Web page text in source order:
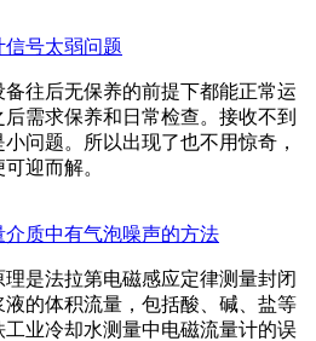
号太弱问题
往后无保养的前提下都能正常运
需求保养和日常检查。接收不到
问题。所以出现了也不用惊奇，
迎而解。
质中有气泡噪声的方法
是法拉第电磁感应定律测量封闭
的体积流量，包括酸、碱、盐等
业冷却水测量中电磁流量计的误